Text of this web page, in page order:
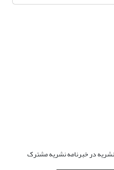
نشریه در خبرنامه نشریه مشترک